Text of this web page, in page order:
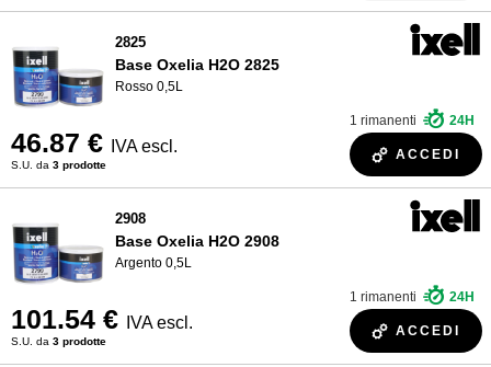
2825
Base Oxelia H2O 2825
Rosso 0,5L
46.87 € IVA escl.
S.U. da 3 prodotte
1 rimanenti 24H
ACCEDI
2908
Base Oxelia H2O 2908
Argento 0,5L
101.54 € IVA escl.
S.U. da 3 prodotte
1 rimanenti 24H
ACCEDI